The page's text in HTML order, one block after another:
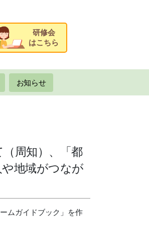
研修会
はこちら
お知らせ
周知）、「都
地域がつなが
ムガイドブック」を作